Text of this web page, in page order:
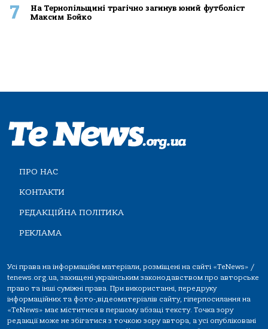
7
На Тернопільщині трагічно загинув юний футболіст
Максим Бойко
ПРО НАС
КОНТАКТИ
РЕДАКЦІЙНА ПОЛІТИКА
РЕКЛАМА
Усі права на інформаційні матеріали, розміщені на сайті «TeNews» /
tenews.org.ua, захищені українським законодавством про авторське
право та інші суміжні права. При використанні, передруку
інформаційних та фото-,відеоматеріалів сайту, гіперпосилання на
«TeNews» має міститися в першому абзаці тексту. Точка зору
редакції може не збігатися з точкою зору автора, а усі опубліковані